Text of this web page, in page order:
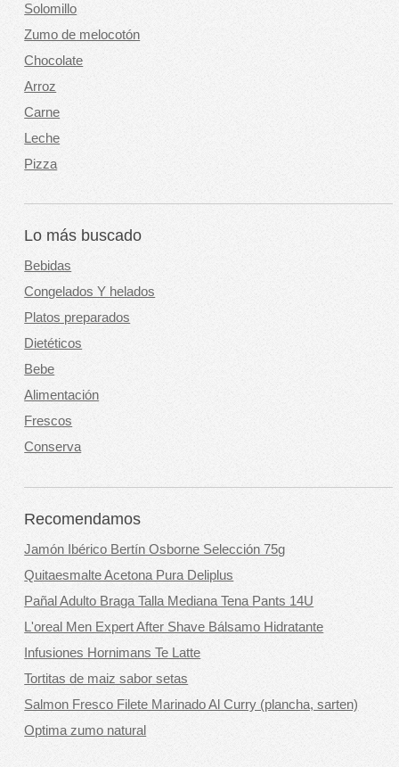
Solomillo
Zumo de melocotón
Chocolate
Arroz
Carne
Leche
Pizza
Lo más buscado
Bebidas
Congelados Y helados
Platos preparados
Dietéticos
Bebe
Alimentación
Frescos
Conserva
Recomendamos
Jamón Ibérico Bertín Osborne Selección 75g
Quitaesmalte Acetona Pura Deliplus
Pañal Adulto Braga Talla Mediana Tena Pants 14U
L'oreal Men Expert After Shave Bálsamo Hidratante
Infusiones Hornimans Te Latte
Tortitas de maiz sabor setas
Salmon Fresco Filete Marinado Al Curry (plancha, sarten)
Optima zumo natural